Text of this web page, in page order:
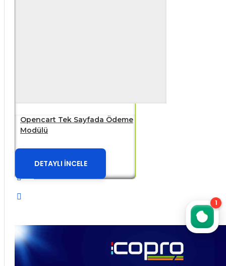
Opencart Tek Sayfada Ödeme
Modülü
DETAYLI İNCELE
1